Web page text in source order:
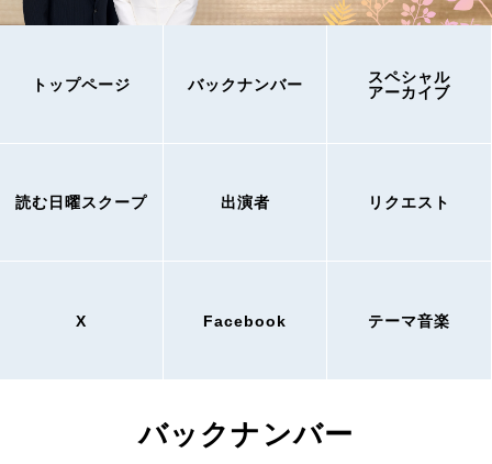
トップページ バックナンバー
スペシャル
アーカイブ
読む日曜スクープ 出演者 リクエスト
X Facebook テーマ音楽
バックナンバー